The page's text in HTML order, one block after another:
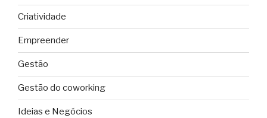
Criatividade
Empreender
Gestão
Gestão do coworking
Ideias e Negócios